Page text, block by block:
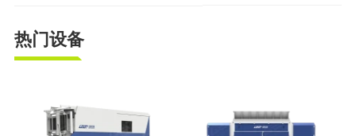
热门设备